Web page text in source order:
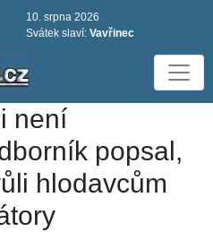
10. srpna 2026
Svátek slaví: Vavřinec
není
popsal,
hlodavcům